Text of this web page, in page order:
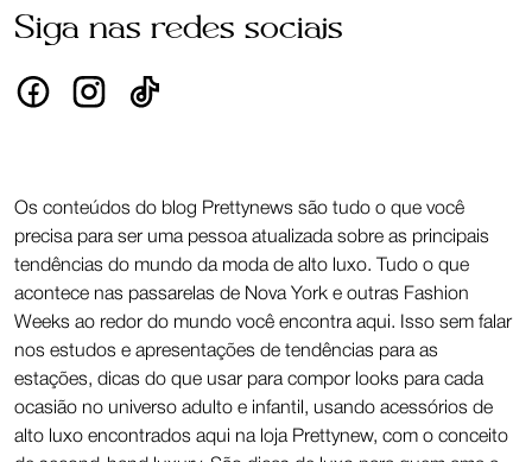
Siga nas redes sociais
Os conteúdos do blog Prettynews são tudo o que você
precisa para ser uma pessoa atualizada sobre as principais
tendências do mundo da moda de alto luxo. Tudo o que
acontece nas passarelas de Nova York e outras Fashion
Weeks ao redor do mundo você encontra aqui. Isso sem falar
nos estudos e apresentações de tendências para as
estações, dicas do que usar para compor looks para cada
ocasião no universo adulto e infantil, usando acessórios de
alto luxo encontrados aqui na loja Prettynew, com o conceito